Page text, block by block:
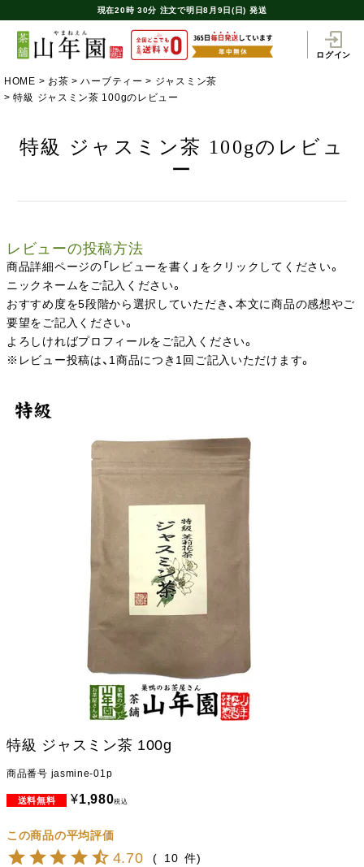
現在20時 30分 注文で明日8月9日(日) 発送
ログイン
HOME お茶 ハーブティー
ジャスミン茶
特級 ジャスミン茶 100gのレビュー
特級 ジャスミン茶 100gのレビュ
ー
レビューの投稿方法
商品詳細ページの「レビューを書く」をクリックしてください。
ニックネームをご記入ください。
おすすめ度を5段階から選択していただき、本文に商品の感想やご
要望をご記入ください。
よろしければプロフィールをご記入ください。
※レビュー投稿は、1商品につき1回ご記入いただけます。
特級 ジャスミン茶 100g
商品番号 jasmine-01p
¥1,980税込
4.70 10